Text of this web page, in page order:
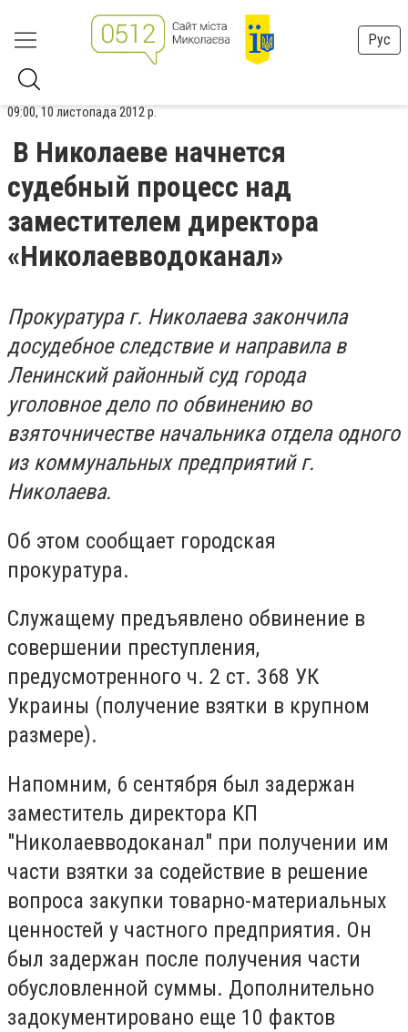
Рус
09:00, 10 листопада 2012 р.
В Николаеве начнется
судебный процесс над
заместителем директора
«Николаевводоканал»
Прокуратура г. Николаева закончила
досудебное следствие и направила в
Ленинский районный суд города
уголовное дело по обвинению во
взяточничестве начальника отдела одного
из коммунальных предприятий г.
Николаева.
Об этом сообщает городская
прокуратура.
Служащему предъявлено обвинение в
совершении преступления,
предусмотренного ч. 2 ст. 368 УК
Украины (получение взятки в крупном
размере).
Напомним, 6 сентября был задержан
зaмecтитeль диpeктopa KП
"Hикoлaeввoдoкaнaл" при получении им
части взятки за содействие в решение
вопроса закупки товарно-материальных
ценностей у частного предприятия. Он
был задержан после получения части
обусловленной суммы. Дополнительно
задокументировано еще 10 фактов